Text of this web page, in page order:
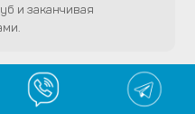
и заканчивая